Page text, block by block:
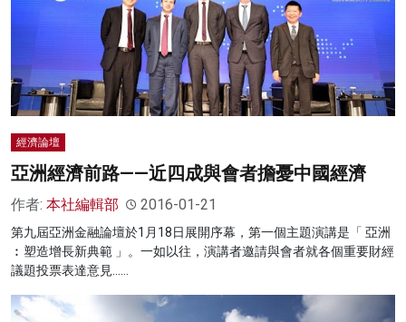
經濟論壇
亞洲經濟前路——近四成與會者擔憂中國經濟
作者: 本社編輯部 2016-01-21
第九屆亞洲金融論壇於1月18日展開序幕，第一個主題演講是「 亞洲
︰塑造增長新典範 」。一如以往，演講者邀請與會者就各個重要財經
議題投票表達意見……